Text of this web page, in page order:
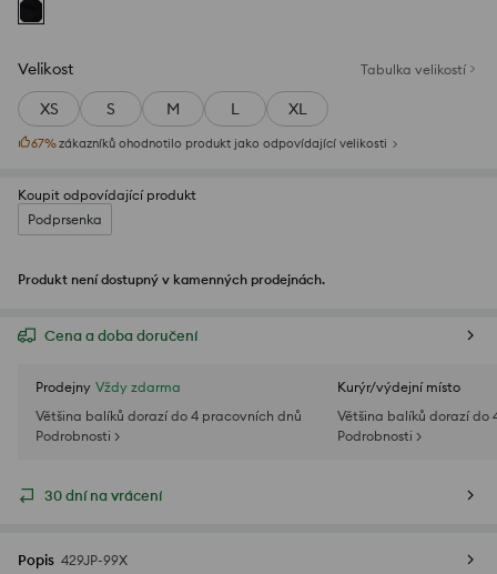
Velikost Tabulka velikostí
XS S M L XL
67%zákazníků ohodnotilo produkt jako odpovídající velikosti
Koupit odpovídající produkt
Podprsenka
Produkt není dostupný v kamenných prodejnách.
Cena a doba doručení
Prodejny Vždy zdarma
Většina balíků dorazí do 4 pracovních dnů
Podrobnosti >
Kurýr/výdejní místo
Většina balíků dorazí do
Podrobnosti >
30 dní na vrácení
Popis 429JP-99X